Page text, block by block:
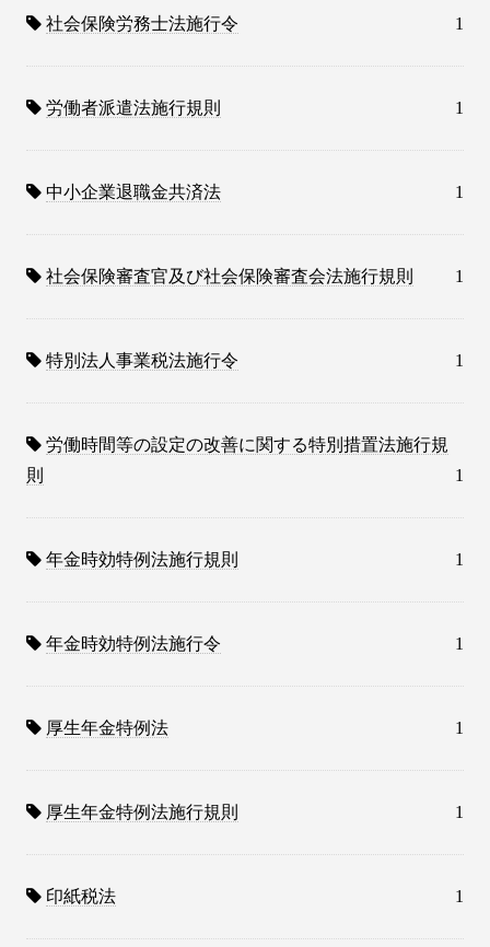
社会保険労務士法施行令 1
労働者派遣法施行規則 1
中小企業退職金共済法 1
社会保険審査官及び社会保険審査会法施行規則 1
特別法人事業税法施行令 1
労働時間等の設定の改善に関する特別措置法施行規
則
1
年金時効特例法施行規則 1
年金時効特例法施行令 1
厚生年金特例法 1
厚生年金特例法施行規則 1
印紙税法 1